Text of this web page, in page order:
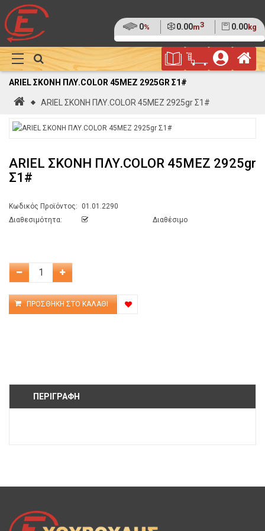
Ποσοστό
της
παλέτας
0% Όγκος
0.00m3 Βάρος
0.00kg
(0%)
Φυλλάδιο
Προσφορών
Show
Megamenu
ARIEL ΣΚΟΝΗ ΠΛΥ.COLOR 45MEZ 2925GR Σ1#
ΑρχικήARIEL ΣΚΟΝΗ ΠΛΥ.COLOR 45MEZ 2925gr Σ1#
ARIEL ΣΚΟΝΗ ΠΛΥ.COLOR 45MEZ 2925gr
Σ1#
Κωδικός Προϊόντος:
01.01.2290
Διαθεσιμότητα:
Διαθέσιμο
ΠΕΡΙΓΡΑΦΉ